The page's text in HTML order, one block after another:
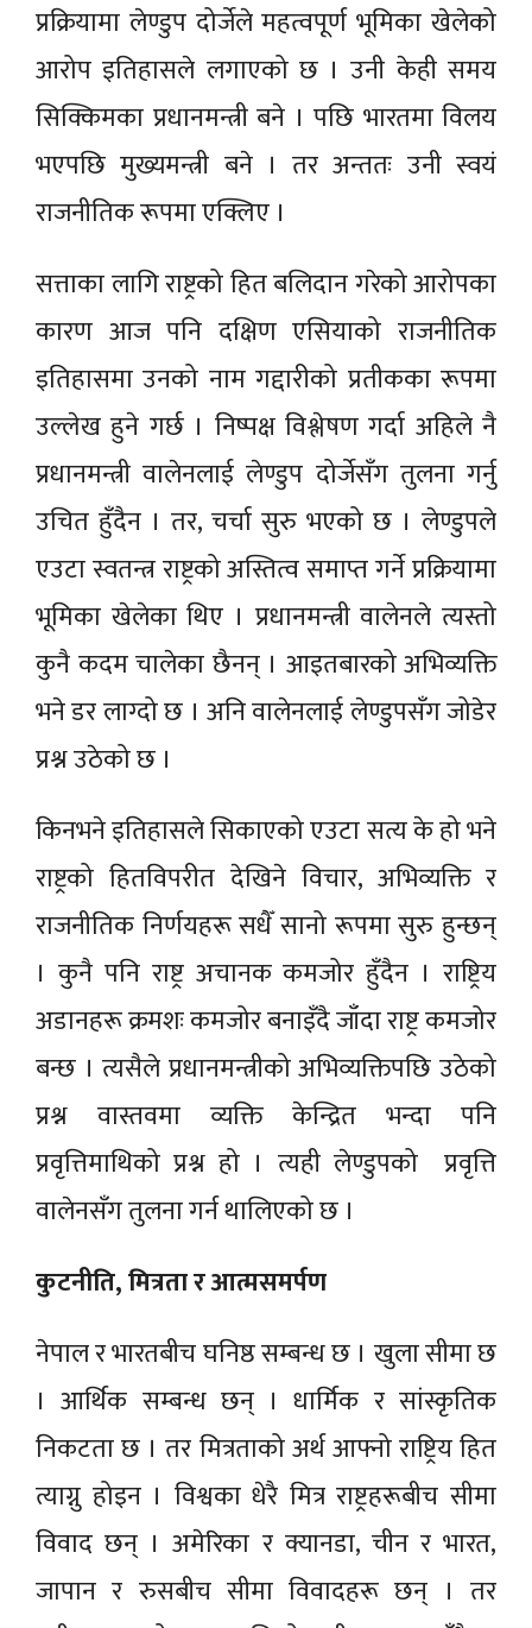
प्रक्रियामा लेण्डुप दोर्जेले महत्वपूर्ण भूमिका खेलेको
आरोप इतिहासले लगाएको छ । उनी केही समय
सिक्किमका प्रधानमन्त्री बने । पछि भारतमा विलय
भएपछि मुख्यमन्त्री बने । तर अन्ततः उनी स्वयं
राजनीतिक रूपमा एक्लिए ।
सत्ताका लागि राष्ट्रको हित बलिदान गरेको आरोपका
कारण आज पनि दक्षिण एसियाको राजनीतिक
इतिहासमा उनको नाम गद्दारीको प्रतीकका रूपमा
उल्लेख हुने गर्छ । निष्पक्ष विश्लेषण गर्दा अहिले नै
प्रधानमन्त्री वालेनलाई लेण्डुप दोर्जेसँग तुलना गर्नु
उचित हुँदैन । तर, चर्चा सुरु भएको छ । लेण्डुपले
एउटा स्वतन्त्र राष्ट्रको अस्तित्व समाप्त गर्ने प्रक्रियामा
भूमिका खेलेका थिए । प्रधानमन्त्री वालेनले त्यस्तो
कुनै कदम चालेका छैनन् । आइतबारको अभिव्यक्ति
भने डर लाग्दो छ । अनि वालेनलाई लेण्डुपसँग जोडेर
प्रश्न उठेको छ ।
किनभने इतिहासले सिकाएको एउटा सत्य के हो भने
राष्ट्रको हितविपरीत देखिने विचार, अभिव्यक्ति र
राजनीतिक निर्णयहरू सधैँ सानो रूपमा सुरु हुन्छन्
। कुनै पनि राष्ट्र अचानक कमजोर हुँदैन । राष्ट्रिय
अडानहरू क्रमशः कमजोर बनाइँदै जाँदा राष्ट्र कमजोर
बन्छ । त्यसैले प्रधानमन्त्रीको अभिव्यक्तिपछि उठेको
प्रश्न वास्तवमा व्यक्ति केन्द्रित भन्दा पनि
प्रवृत्तिमाथिको प्रश्न हो । त्यही लेण्डुपको प्रवृत्ति
वालेनसँग तुलना गर्न थालिएको छ ।
कुटनीति, मित्रता र आत्मसमर्पण
नेपाल र भारतबीच घनिष्ठ सम्बन्ध छ । खुला सीमा छ
। आर्थिक सम्बन्ध छन् । धार्मिक र सांस्कृतिक
निकटता छ । तर मित्रताको अर्थ आफ्नो राष्ट्रिय हित
त्याग्नु होइन । विश्वका धेरै मित्र राष्ट्रहरूबीच सीमा
विवाद छन् । अमेरिका र क्यानडा, चीन र भारत,
जापान र रुसबीच सीमा विवादहरू छन् । तर